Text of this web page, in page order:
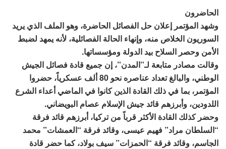
الحاضرون
وشهد المؤتمر إعلان حل الفصائل الحاضرة، وهو الملف الذي يريد
السوريون الخلاص منه، وإنهاء الحالة الفصائلية، لأنه يمهد لضبط
الأمن وحصر السلاح بيد الدولة ومؤسساتها.
وقالت مصادر متابعة لـ”المدن”، إن جميع قادة فصائل الجيش
الوطني، والبالغ تعداد عناصره نحو 80 ألف عسكرياً، حضروا
المؤتمر، بما في ذلك القادة الذين كانوا في الماضي أعداء الشرع
اللدودين، وأبرزهم قائد جيش الإسلام عصام البويضاني.
وحضر كذلك القادة الأكثر قرباً من تركيا، أبرزهم قائد فرقة
“السلطان مراد” فهيم عيسى، وقائد فرقة “العمشات” محمد
الجاسم، وقائد فرقة “الحمزات” سيف بولاد، كما حضر قادة